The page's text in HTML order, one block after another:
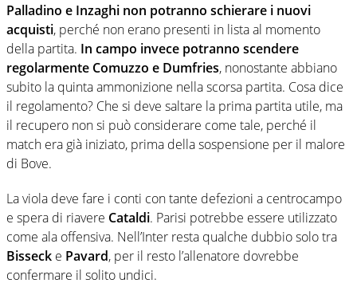
Palladino e Inzaghi non potranno schierare i nuovi
acquisti, perché non erano presenti in lista al momento
della partita. In campo invece potranno scendere
regolarmente Comuzzo e Dumfries, nonostante abbiano
subito la quinta ammonizione nella scorsa partita. Cosa dice
il regolamento? Che si deve saltare la prima partita utile, ma
il recupero non si può considerare come tale, perché il
match era già iniziato, prima della sospensione per il malore
di Bove.
La viola deve fare i conti con tante defezioni a centrocampo
e spera di riavere Cataldi. Parisi potrebbe essere utilizzato
come ala offensiva. Nell’Inter resta qualche dubbio solo tra
Bisseck e Pavard, per il resto l’allenatore dovrebbe
confermare il solito undici.